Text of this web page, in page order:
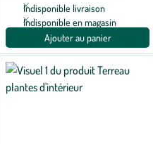
Indisponible livraison
Indisponible en magasin
Ajouter au panier